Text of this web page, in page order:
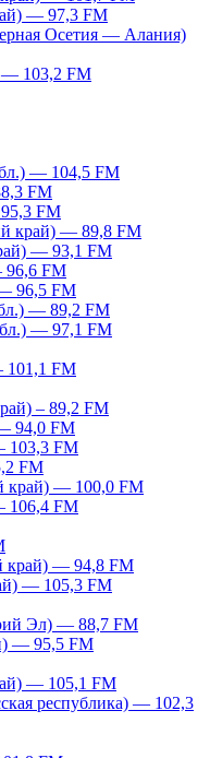
— 97,3 FM
Осетия — Алания)
— 103,2 FM
— 104,5 FM
FM
FM
край) — 89,8 FM
— 93,1 FM
96,6 FM
96,5 FM
— 89,2 FM
— 97,1 FM
101,1 FM
– 89,2 FM
94,0 FM
103,3 FM
FM
край) — 100,0 FM
106,4 FM
край) — 94,8 FM
— 105,3 FM
Эл) — 88,7 FM
— 95,5 FM
— 105,1 FM
республика) — 102,3